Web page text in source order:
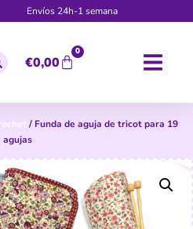
Envíos 24h-1 semana
€0,00
0
/ Funda de aguja de tricot para 19
agujas